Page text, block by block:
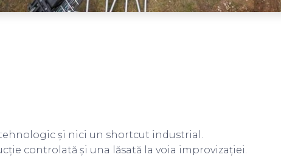
și nici un shortcut industrial.
controlată și una lăsată la voia improvizației.